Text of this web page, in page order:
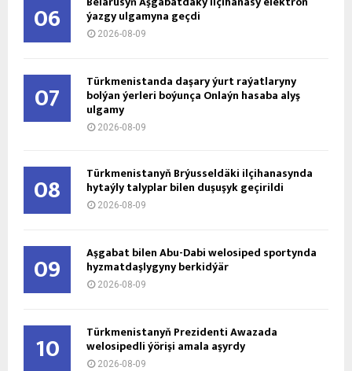
06 ýazgy ulgamyna geçdi
2026-08-09
07 Türkmenistanda daşary ýurt raýatlaryny
bolýan ýerleri boýunça Onlaýn hasaba alyş
ulgamy
2026-08-09
08 Türkmenistanyň Brýusseldäki ilçihanasynda
hytaýly talyplar bilen duşuşyk geçirildi
2026-08-09
09 Aşgabat bilen Abu-Dabi welosiped sportynda
hyzmatdaşlygyny berkidýär
2026-08-09
10 Türkmenistanyň Prezidenti Awazada
welosipedli ýörişi amala aşyrdy
2026-08-09